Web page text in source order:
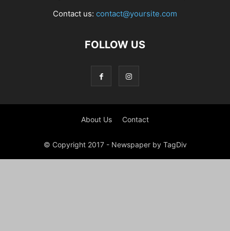
Contact us: contact@yoursite.com
FOLLOW US
About Us Contact
© Copyright 2017 - Newspaper by TagDiv